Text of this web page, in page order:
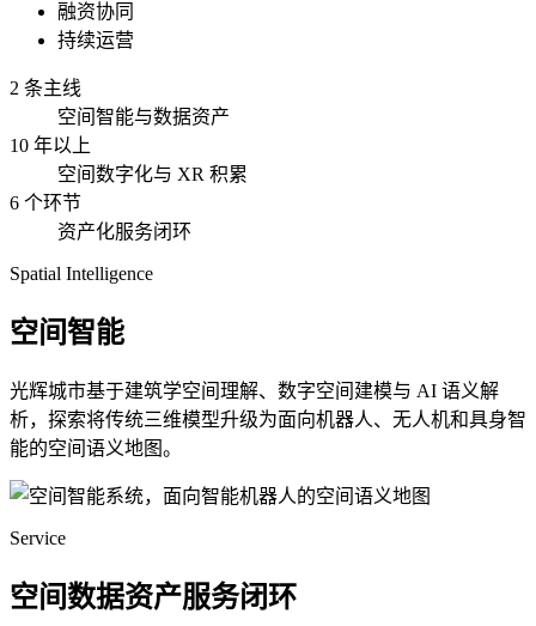
融资协同
持续运营
2 条主线
空间智能与数据资产
10 年以上
空间数字化与 XR 积累
6 个环节
资产化服务闭环
Spatial Intelligence
空间智能
光辉城市基于建筑学空间理解、数字空间建模与 AI 语义解
析，探索将传统三维模型升级为面向机器人、无人机和具身智
能的空间语义地图。
Service
空间数据资产服务闭环